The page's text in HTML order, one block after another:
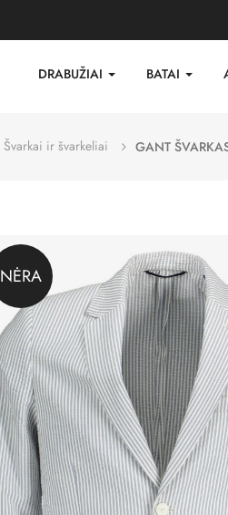
DRABUŽIAI BATAI
Švarkai ir švarkeliai GANT
NĖRA